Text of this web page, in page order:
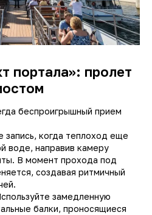
портала»: пролет
беспроигрышный прием
запись, когда теплоход еще
воде, направив камеру
В момент прохода под
создавая ритмичный
замедленную
балки, проносящиеся